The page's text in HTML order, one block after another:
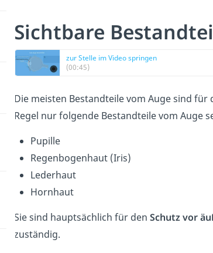
Sichtbare
zur Stelle im Video springen
(00:45)
Die meisten Bestandteile vom Auge sind für
Regel nur folgende Bestandteile vom Auge
Pupille
Regenbogenhaut (Iris)
Lederhaut
Hornhaut
Sie sind hauptsächlich für den Schutz vor
zuständig.